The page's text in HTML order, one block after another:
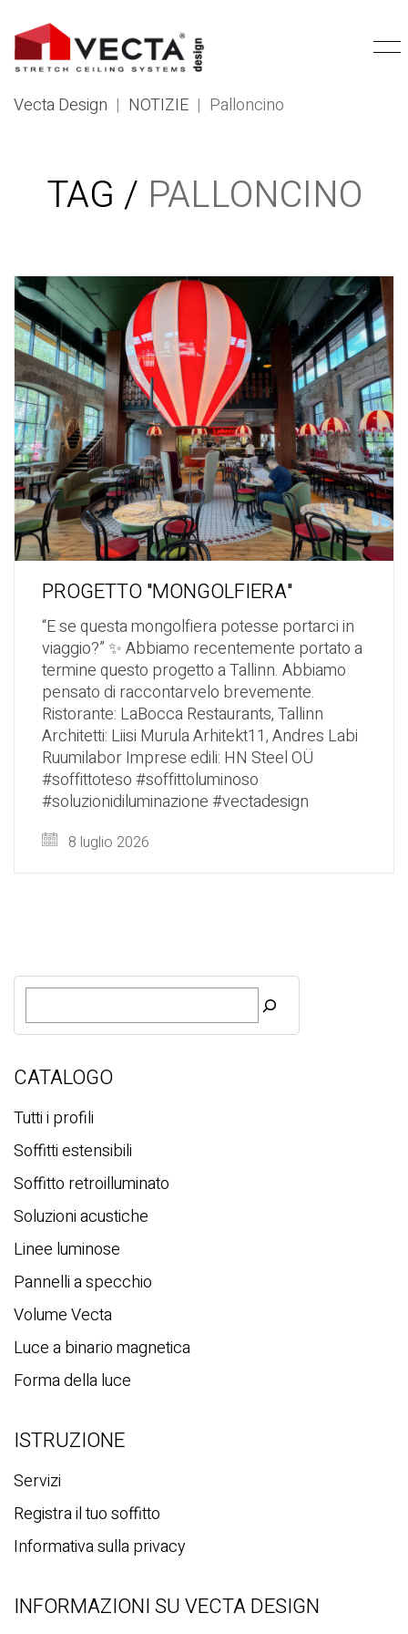
Vecta Design | NOTIZIE | Palloncino
TAG / PALLONCINO
PROGETTO "MONGOLFIERA"
“E se questa mongolfiera potesse portarci in
viaggio?” ✨ Abbiamo recentemente portato a
termine questo progetto a Tallinn. Abbiamo
pensato di raccontarvelo brevemente.
Ristorante: LaBocca Restaurants, Tallinn
Architetti: Liisi Murula Arhitekt11, Andres Labi
Ruumilabor Imprese edili: HN Steel OÜ
#soffittoteso #soffittoluminoso
#soluzionidiluminazione #vectadesign
8 luglio 2026
R
c
r
a
CATALOGO
Tutti i profili
Soffitti estensibili
Soffitto retroilluminato
Soluzioni acustiche
Linee luminose
Pannelli a specchio
Volume Vecta
Luce a binario magnetica
Forma della luce
ISTRUZIONE
Servizi
Registra il tuo soffitto
Informativa sulla privacy
INFORMAZIONI SU VECTA DESIGN